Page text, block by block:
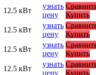
12.5 кВт
узнать
цену
Купить
12.5 кВт
узнать
цену
Купить
12.5 кВт
узнать
цену
Купить
12.5 кВт
узнать
цену
Купить